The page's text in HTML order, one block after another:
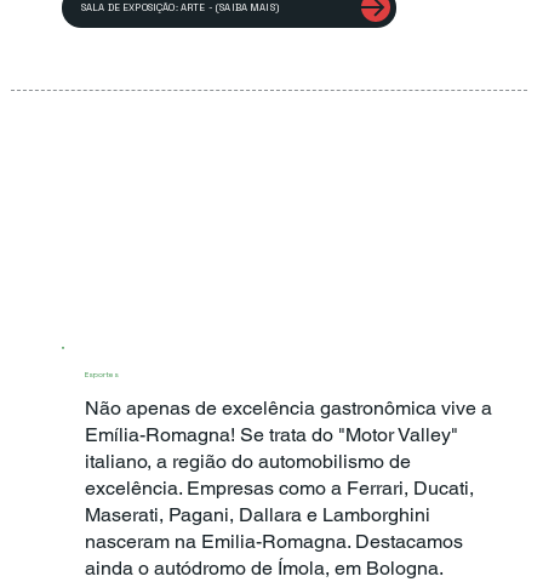
SALA DE EXPOSIÇÃO: ARTE - (SAIBA MAIS)
Esportes
Não apenas de excelência gastronômica vive a
Emília-Romagna! Se trata do "Motor Valley"
italiano, a região do automobilismo de
excelência. Empresas como a Ferrari, Ducati,
Maserati, Pagani, Dallara e Lamborghini
nasceram na Emilia-Romagna. Destacamos
ainda o autódromo de Ímola, em Bologna.